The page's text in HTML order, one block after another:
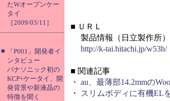
たWオープンケー
タイ
［2009/03/11］
■
「P001」開発者イ
ンタビュー
パナソニック初の
KCP+ケータイ、開
発背景や新液晶の
特徴を聞く
■ ＵＲＬ
製品情報（日立製作所）
http://k-tai.hitachi.jp/w53h/
■ 関連記事
・ au、最薄部14.2mmの
・
スリムボディに有機EL